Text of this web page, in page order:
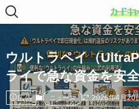
ウルトラペイ（
ライで急な資金を安
広告 ニュース 2026年4月20